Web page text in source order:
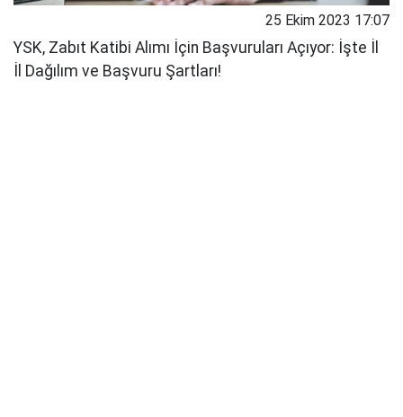
25 Ekim 2023 17:07
YSK, Zabıt Katibi Alımı İçin Başvuruları Açıyor: İşte İl
İl Dağılım ve Başvuru Şartları!